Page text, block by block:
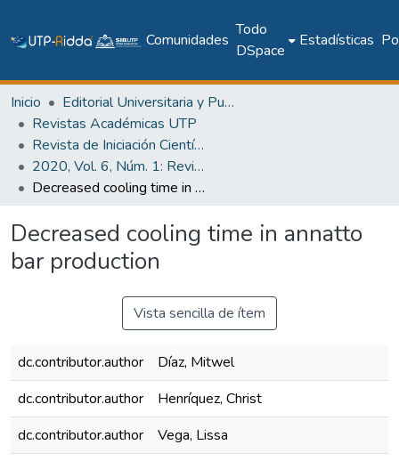
Comunidades
Todo
DSpace
Estadísticas
Inicio
Editorial Universitaria y Publicaciones Seriadas
Revistas Académicas UTP
Revista de Iniciación Científica
2020, Vol. 6, Núm. 1: Revista de Iniciación Científica
Decreased cooling time in annatto bar production
Decreased cooling time in annatto
bar production
Vista sencilla de ítem
dc.contributor.author
Díaz, Mitwel
dc.contributor.author
Henríquez, Christ
dc.contributor.author
Vega, Lissa